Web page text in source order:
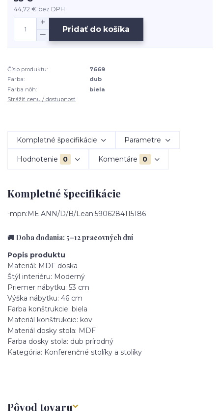
44,72 € bez DPH
Pridať do košíka
Číslo produktu:
7669
Farba:
dub
Farba nôh:
biela
Strážiť cenu / dostupnosť
Kompletné špecifikácie Parametre
Hodnotenie 0 Komentáre 0
Kompletné špecifikácie
-mpn:ME.ANN/D/B/Lean:5906284115186
🚚 Doba dodania: 5–12 pracovných dní
Popis produktu
Materiál: MDF doska
Štýl interiéru: Moderný
Priemer nábytku: 53 cm
Výška nábytku: 46 cm
Farba konštrukcie: biela
Materiál konštrukcie: kov
Materiál dosky stola: MDF
Farba dosky stola: dub prírodný
Kategória: Konferenčné stolíky a stolíky
Pôvod tovaru